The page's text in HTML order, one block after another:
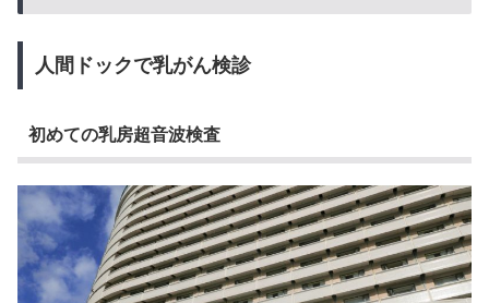
人間ドックで乳がん検診
初めての乳房超音波検査